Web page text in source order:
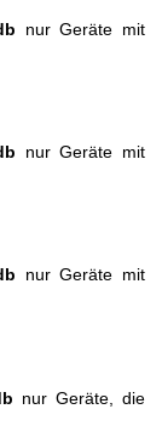
nur Geräte mit
nur Geräte mit
nur Geräte mit
nur Geräte, die